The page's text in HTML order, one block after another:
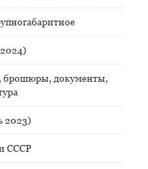
брошюры, документы,
2023)
СССР